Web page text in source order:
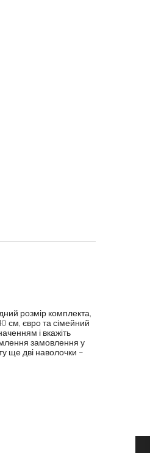
розмір комплекта,
см, євро та сімейний
і вкажіть
замовлення у
ще дві наволочки –